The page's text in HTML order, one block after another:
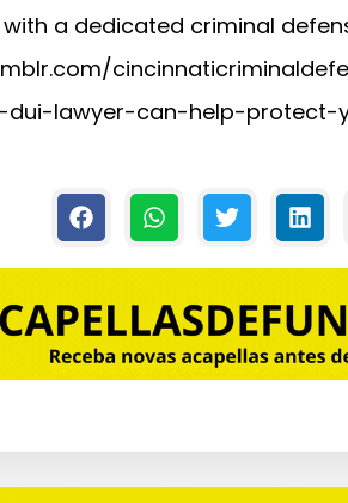
a dedicated criminal
lawyer-can-help-protect-